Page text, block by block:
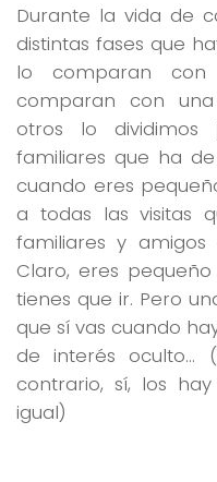
Durante la vida de
distintas fases que
lo comparan con
comparan con
otros lo dividimos
familiares que ha
cuando eres
a todas las visitas
familiares y
Claro, eres
tienes que ir. Pero
que sí vas cuando
de interés oculto…
contrario, sí, los
igual)